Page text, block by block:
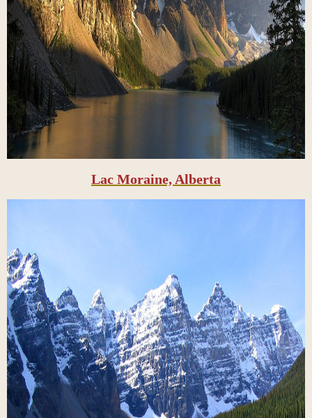
Lac Moraine, Alberta